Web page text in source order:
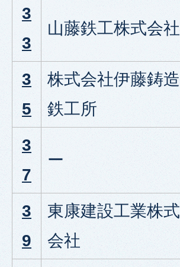
3
3
山藤鉄工株式会社
3
5
株式会社伊藤鋳造
鉄工所
3
7
ー
3
9
東康建設工業株式
会社